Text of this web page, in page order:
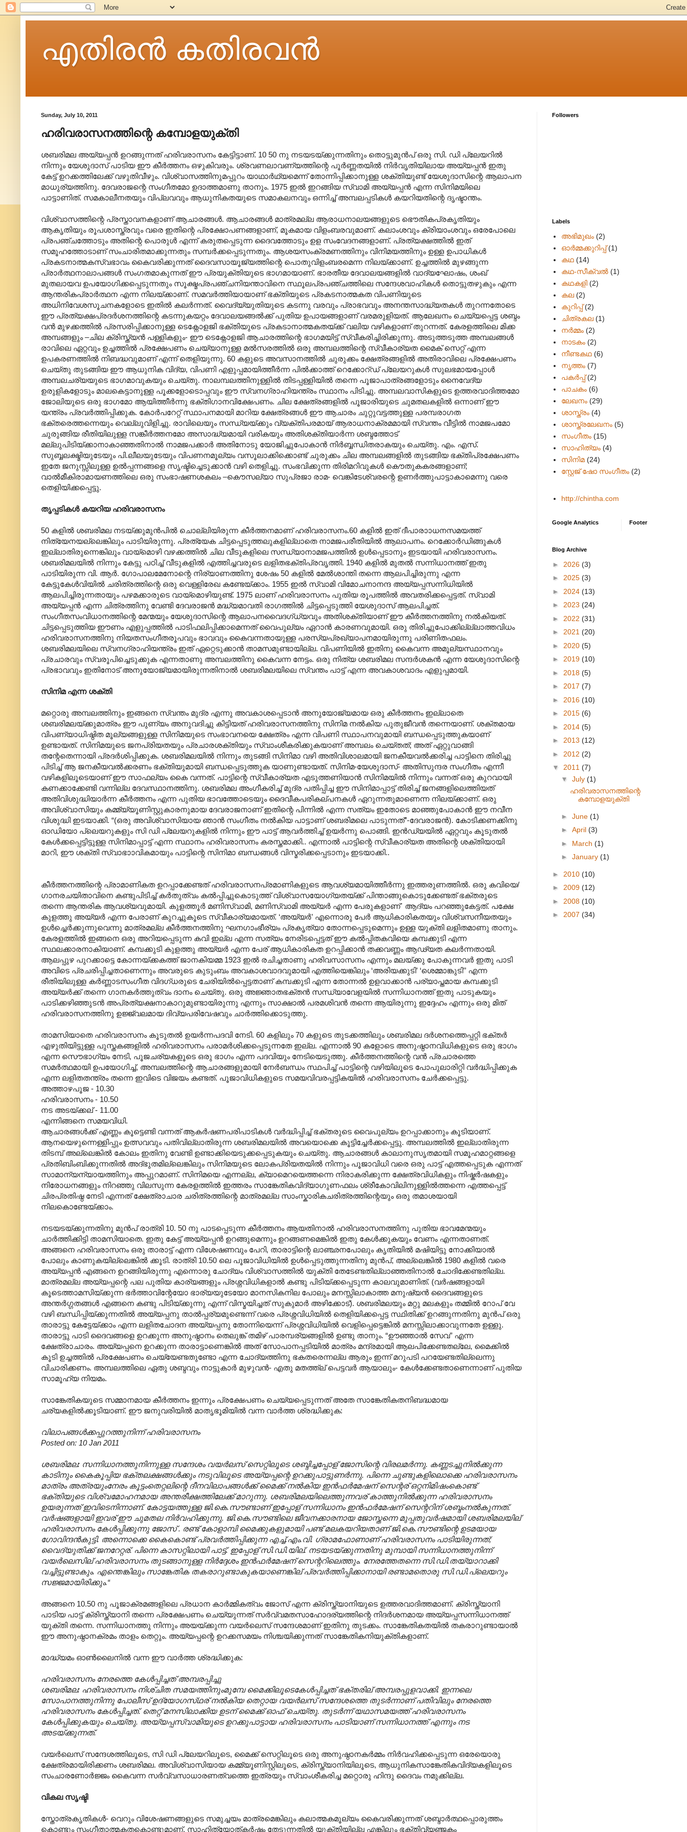
എതിരന്‍ കതിരവന്‍
Sunday, July 10, 2011
ഹരിവരാസനത്തിന്റെ കമ്പോളയുക്തി
ശബരിമല അയ്യപ്പൻ ഉറങ്ങുന്നത് ഹരിവരാസനം കേട്ടിട്ടാണ്. 10 50 നു നടയടയ്ക്കുന്നതിനും തൊട്ടുമുൻപ് ഒരു സി. ഡി പ്ലേയറിൽ
നിന്നും യേശുദാസ് പാടിയ ഈ കീർത്തനം ഒഴുകിവരും. ശ്രവണലാവണ്യത്തിന്റെ പൂർണ്ണതയിൽ നിർവൃതിയിലായ അയ്യപ്പൻ ഇതു
കേട്ട് ഉറക്കത്തിലേക്ക് വഴുതിവീഴും. വിശ്വാസത്തിനുമപ്പുറം യാഥാർഥ്യമെന്ന് തോന്നിപ്പിക്കാനുള്ള ശക്തിയുണ്ട് യേശുദാസിന്റെ ആലാപന
മാധുര്യത്തിനു. ദേവരാജന്റെ സംഗീതമോ ഉദാത്തമാണു താനും. 1975 ഇൽ ഇറങ്ങിയ സ്വാമി അയ്യപ്പൻ എന്ന സിനിമയിലെ
പാട്ടാണിത്. സമകാലീനതയും വിപ്ലവവും ആധുനികതയുടെ സമാകലനവും ഒന്നിച്ച് അമ്പലപ്പടികൾ കയറിയതിന്റെ ദൃഷ്ടാന്തം.
വിശ്വാസത്തിന്റെ പ്രസ്താവനകളാണ് ആചാരങ്ങൾ. ആചാരങ്ങൾ മാത്രമല്ല ആരാധനാലയങ്ങളുടെ ഭൌതികപ്രകൃതിയും
ആകൃതിയും രൂപശാസ്ത്രവും വരെ ഇതിന്റെ പ്രക്ഷോപണങ്ങളാണ്, മൂകമായ വിളംബരവുമാണ്. കലാംശവും ക്രിയാംശവും ഒരേപോലെ
പ്രപഞ്ചത്തോടും അതിന്റെ പൊരുൾ എന്ന് കരുതപ്പെടുന്ന ദൈവത്തോടും ഉള സംവേദനങ്ങളാണ്. പ്രത്യക്ഷത്തിൽ ഇത്
സമൂഹത്തോടാണ് സംചാരിതമാക്കുന്നതും സമ്പർക്കപ്പെടുന്നതും. ആശയസംക്രമണത്തിനും വിനിമയത്തിനും ഉള്ള ഉപാധികൾ
പ്രകടനാത്മകസ്വഭാവം കൈവരിക്കുന്നത് ദൈവസായൂജ്യത്തിന്റെ പൊതുവിളംബരമെന്ന നിലയ്ക്കാണ്. ഉച്ചത്തിൽ മുഴങ്ങുന്ന
പ്രാർത്ഥനാലാപങ്ങൾ സംഗതമാകുന്നത് ഈ പ്രയുക്തിയുടെ ഭാഗമായാണ്. ഭാരതീയ ദേവാലയങ്ങളിൽ വാദ്യഘോഷം, ശംഖ്
മുതലായവ ഉപയോഗിക്കപ്പെടുന്നതും സൂക്ഷ്മപ്രപഞ്ചനിയന്താവിനെ സ്ഥൂലപ്രപഞ്ചത്തിലെ സന്ദേശവാഹികൾ തൊട്ടുതഴുകും എന്ന
ആന്തരികപ്രാർത്ഥന എന്ന നിലയ്ക്കാണ്. സമവർത്തിയായാണ് ഭക്തിയുടെ പ്രകടനാത്മകത വിപണിയുടെ
അധിനിവേശസൂചനകളോടെ ഇതിൽ കലർന്നത്. വൈദ്യ്യുതിയുടെ കടന്നു വരവും പ്രാഭവവും അനന്തസാദ്ധ്യതകൾ തുറന്നതോടെ
ഈ പ്രത്യക്ഷപ്രദർശനത്തിന്റെ കടന്നുകയറ്റം ദേവാലയങ്ങൽക്ക് പുതിയ ഉപായങ്ങളാണ് വരമരുളിയത്. ആലേഖനം ചെയ്യപ്പെട്ട ശബ്ദം
വൻ മുഴക്കത്തിൽ പ്രസരിപ്പിക്കാനുള്ള ടെക്നോളജി ഭക്തിയുടെ പ്രകടാനാത്മകതയ്ക്ക് വലിയ വഴികളാണ് തുറന്നത്. കേരളത്തിലെ മിക്ക
അമ്പങ്ങളും –ചില ക്രിസ്ത്യൻ പള്ളികളും- ഈ ടെക്നോളജി ആചാരത്തിന്റെ ഭാഗമയിട്ട് സ്വീകരിച്ചിരിക്കുന്നു. അടുത്തടുത്ത അമ്പലങ്ങൾ
രാവിലെ ഏറ്റവും ഉച്ചത്തിൽ പ്രക്ഷേപണം ചെയ്യാനുള്ള മൽസരത്തിൽ ഒരു അമ്പലത്തിന്റെ സ്വീകാര്യത മൈക് സെറ്റ് എന്ന
ഉപകരണത്തിൽ നിബദ്ധവുമാണ് എന്ന് തെളിയുന്നു. 60 കളുടെ അവസാനത്തിൽ ചുരുക്കം ക്ഷേത്രങ്ങളിൽ അതിരാവിലെ പ്രക്ഷേപണം
ചെയ്തു തുടങ്ങിയ ഈ ആധുനിക വിദ്യ, വിപണി എളുപ്പമായിത്തീർന്ന പിൽക്കാത്ത് റെക്കോറ്ഡ് പ്ലേയറുകൾ സുലഭമായപ്പോൾ
അമ്പലചര്യയുടെ ഭാഗമാവുകയും ചെയ്തു. നാലമ്പലത്തിനുള്ളിൽ തിടപ്പള്ളിയിൽ തന്നെ പൂജാപാത്രങ്ങളോടും നൈവേദ്യ
ഉരുളികളോടും മാലകെട്ടാനുള്ള പൂക്കളോടൊപ്പവും ഈ സ്വനഗ്രാഹിയന്ത്രം സ്ഥാനം പിടിച്ചു. അമ്പലവാസികളുടെ ഉത്തരവാദിത്തമോ
ജോലിയുടെ ഒരു ഭാഗമോ ആയിത്തീർന്നു ഭക്തിഗാനവിക്ഷേപണം. ചില ക്ഷേത്രങ്ങളിൽ പൂജാരിയുടെ ചുമതലകളിൽ ഒന്നാണ് ഈ
യന്ത്രം പ്രവർത്തിപ്പിക്കുക. കോർപറേറ്റ് സ്ഥാപനമായി മാറിയ ക്ഷേത്രങ്ങൾ ഈ ആചാരം ചുറ്റുവട്ടത്തുള്ള പരമ്പരാഗത
ഭക്തരെത്തന്നെയും വെല്ലുവിളിച്ചു. രാവിലെയും സന്ധ്യയ്ക്കും വ്യക്തിപരമായ് ആരാധനാക്രമമായി സ്വന്തം വീട്ടിൽ നാമജപമോ
ചുരുങ്ങിയ രീതിയിലുള്ള സങ്കീർത്തനമോ അസാദ്ധ്യമായി വരികയും അതിശക്തിയാർന്ന ശബ്ദത്തോട്
മല്ലുപിടിയ്ക്കാനാകാഞ്ഞതിനാൽ നാമജപക്കാർ അതിനോടു യോജിച്ചുപോകാൻ നിർബ്ബന്ധിതരാകയും ചെയ്തു. എം. എസ്.
സുബ്ബലക്ഷ്മിയുടേയും പി.ലീലയുടേയും വിപണനമൂല്യം വസൂലാക്കിക്കൊണ്ട് ചുരുക്കം ചില അമ്പലങ്ങളിൽ തുടങ്ങിയ ഭക്തിപ്രക്ഷേപണം
ഇതേ ജനുസ്സിലുള്ള ഉൽ‌പ്പന്നങ്ങളെ സൃഷ്ടിച്ചെടുക്കാൻ വഴി തെളിച്ചു. സംഭവിക്കുന്ന തിരിമറിവുകൾ കൌതുകകരങ്ങളാണ്;
വാൽമീകിരാമായണത്തിലെ ഒരു സംഭാഷണശകലം –കൌസല്യാ സുപ്രജാ രാമ- വെങ്കിടേശ്വരന്റെ ഉണർത്തുപാട്ടാകാമെന്നു വരെ
തെളിയിക്കപ്പെട്ടു.
തൃപ്പടികൾ കയറിയ ഹരിവരാസനം
50 കളിൽ ശബരിമല നടയ്ക്കുമുൻപിൽ ചൊല്ലിയിരുന്ന കീർത്തനമാണ് ഹരിവരാസനം.60 കളിൽ ഇത് ദീപാരാ‍ാധനസമയത്ത്
നിത്യേനയല്ലെങ്കിലും പാടിയിരുന്നു. പ്രത്യേക ചിട്ടപ്പെടുത്തലുകളില്ലാതെ നാമജപരീതിയിൽ ആലാപനം. റെക്കോർഡിങ്ങുകൾ
ഇല്ലാതിരുന്നെങ്കിലും വായ്മൊഴി വഴക്കത്തിൽ ചില വീടുകളിലെ സന്ധ്യാനാമജപത്തിൽ ഉൾപ്പെടാനും ഇടയായി ഹരിവരാസനം.
ശബരിമലയിൽ നിന്നും കേട്ടു പഠിച്ച് വീടുകളിൽ എത്തിച്ചവരുടെ ലളിതഭക്തിപ്രവൃത്തി. 1940 കളിൽ മുതൽ സന്നിധാനത്ത് ഇതു
പാടിയിരുന്ന വി. ആർ. ഗോപാലമേനോന്റെ നിര്യാണത്തിനു ശേഷം 50 കളിൽ മേൽശാന്തി തന്നെ ആലപിച്ചിരുന്നു എന്ന
കേട്ടുകേൾവിയിൽ ചരിത്രത്തിന്റെ ഒരു വെള്ളിരേഖ കണ്ടേയ്ക്കാം. 1955 ഇൽ സ്വാമി വിമോചനാനന്ദ അയ്യപ്പസന്നിധിയിൽ
ആലപിച്ചിരുന്നതായും പഴമക്കാരുടെ വായ്മൊഴിയുണ്ട്. 1975 ലാണ് ഹരിവരാസനം പുതിയ രൂപത്തിൽ അവതരിക്കപ്പെട്ടത്. സ്വാമി
അയ്യപ്പൻ എന്ന ചിത്രത്തിനു വേണ്ടി ദേവരാജൻ മദ്ധ്യമാവതി രാഗത്തിൽ ചിട്ടപ്പെടുത്തി യേശുദാസ് ആലപിച്ചത്.
സംഗീതസംവിധാനത്തിന്റെ മേന്മയും യേശുദാസിന്റെ ആലാപനവൈദഗ്ധ്യവും അതിശക്തിയാണ് ഈ കീർത്തനത്തിനു നൽകിയത്.
ചിട്ടപ്പെടുത്തിയ ഈണം എളുപ്പത്തിൽ പാടിഫലിപ്പിക്കാമെന്നത് വൈപുല്യം ഏറാൻ കാരണവുമായി. ഒരു തിരിച്ചുപോക്കില്ല്ലാത്തവിധം
ഹരിവരാസനത്തിനു നിയതസംഗീതരൂപവും ഭാവവും കൈവന്നതായുള്ള പരസ്യപ്രഖ്യാപനമായിരുന്നു പരിണിതഫലം.
ശബരിമലയിലെ സ്വനഗ്രാഹിയന്ത്രം ഇത് ഏറ്റെടുക്കാൻ താമസമുണ്ടായില്ല. വിപണിയിൽ ഇതിനു കൈവന്ന അമൂല്യസ്ഥാനവും
പ്രചാരവും സ്വരൂപിച്ചെടുക്കുക എന്നതാണു അമ്പലത്തിനു കൈവന്ന നേട്ടം. ഒരു നിത്യ ശബരിമല സന്ദർശകൻ എന്ന യേശുദാസിന്റെ
പ്രഭാവവും ഇതിനോട് അനുയോജ്യമായിരുന്നതിനാൽ ശബരിമലയിലെ സ്വന്തം പാട്ട് എന്ന അവകാശവാദം എളുപ്പമായി.
സിനിമ എന്ന ശക്തി
മറ്റൊരു അമ്പലത്തിനും ഇങ്ങനെ സ്വന്തം മുദ്ര എന്നു അവകാശപ്പെടാൻ അനുയോജ്യമായ ഒരു കീർത്തനം ഇല്ലാതെ
ശബരിമലയ്ക്കുമാത്രം ഈ പുണ്യം അനുവദിച്ചു കിട്ടിയത് ഹരിവരാസനത്തിനു സിനിമ നൽകിയ പുതുജീവൻ തന്നെയാണ്. ശക്തമായ
വിപണ്യാധിഷ്ഠിത മൂല്യങ്ങളുള്ള സിനിമയുടെ സംഭാവനയെ ക്ഷേത്രം എന്ന വിപണി സ്ഥാപനവുമായി ബന്ധപ്പെടുത്തുകയാണ്
ഉണ്ടായത്. സിനിമയുടെ ജനപ്രിയതയും പ്രചാരശക്തിയും സ്വാംശീകരിക്കുകയാണ് അമ്പലം ചെയ്തത്; അത് ഏറ്റുവാങ്ങി
തന്റേതെന്നായി പ്രദർശിപ്പിക്കുക. ശബരിമലയിൽ നിന്നും തുടങ്ങി സിനിമാ വഴി അതിവിശാലമായി ജനകീയവൽക്കരിച്ച പാട്ടിനെ തിരിച്ചു
പിടിച്ച് ആ ജനകീയവൽക്കരണം ഭക്തിയുമായി ബന്ധപ്പെടുത്തുക യാണുണ്ടായത്. സിനിമ-യേശുദാസ്- അതിസുന്ദര സംഗീതം എന്നീ
വഴികളിലൂടെയാണ് ഈ സാഫല്യം കൈ വന്നത്. പാട്ടിന്റെ സ്വീകാര്യത എടുത്തണിയാൻ സിനിമയിൽ നിന്നും വന്നത് ഒരു കുറവായി
കണക്കാക്കേണ്ടി വന്നില്ല ദേവസ്ഥാനത്തിനു. ശബരിമല അംഗീകരിച്ച് മുദ്ര പതിപ്പിച്ച ഈ സിനിമാപ്പാട്ട് തിരിച്ച് ജനങ്ങളിലെത്തിയത്
അതിവിശുദ്ധിയാർന്ന കീർത്തനം എന്ന പുതിയ ഭാവത്തോടെയും ദൈവീകപരികല്പനകൾ ഏറുന്നതുമാണെന്ന നിലയ്ക്കാണ്. ഒരു
അവിശ്വാസിയും കമ്മ്യ്യൂണിസ്റ്റുകാരനുമായ ദേവരാജനാണ് ഇതിന്റെ പിന്നിൽ എന്ന സത്യം ഇതോടെ മാഞ്ഞുപോകാൻ ഈ നവീന
വിശുദ്ധി ഇടയാക്കി. “(ഒരു അവിശ്വാസിയായ ഞാൻ സംഗീതം നൽകിയ പാട്ടാണ് ശബരിമലെ പാടുന്നത്”-ദേവരാജൻ). കോടിക്കണക്കിനു
ഓഡിയോ പ്ലെയറുകളും സി ഡി പ്ലേയറുകളിൽ നിന്നും ഈ പാട്ട് ആവർത്തിച്ച് ഉയർന്നു പൊങ്ങി. ഇൻഡ്യയിൽ ഏറ്റവും കൂടുതൽ
കേൾക്കപ്പെട്ടിട്ടുള്ള സിനിമാപ്പാട്ട് എന്ന സ്ഥാനം ഹരിവരാസനം കരസ്തമാക്കി.. എന്നാൽ പാട്ടിന്റെ സ്വീകാര്യത അതിന്റെ ശക്തിയായി
മാറി, ഈ ശക്തി സ്വാഭാ‍ാവികമായും പാട്ടിന്റെ സിനിമാ ബന്ധങ്ങൾ വിസ്മരിക്കപ്പെടാനും ഇടയാക്കി..
കീർത്തനത്തിന്റെ പ്രാമാണികത ഉറപ്പാക്കേണ്ടത് ഹരിവരാസനപ്രമാണികളുടെ ആവശ്യമായിത്തീർന്നു ഇത്തരുണത്തിൽ. ഒരു കവിയെ/
ഗാനരചയിതാവിനെ കണ്ടുപിടിച്ച് കർതുത്വം കൽ‌പ്പിച്ചുകൊടുത്ത് വിശ്വാസയോഗ്യതയ്ക്ക് പിന്താങ്ങുകൊടുക്കേണ്ടത് ഭക്തരുടെ
തന്നെ ആന്തരിക ആവശ്യവുമായി. കുളത്തൂർ മണിസ്വാമി, മണിസ്വാമി അയ്യർ എന്ന പേരുകളാണ്` ആദ്യം പറഞ്ഞുകേട്ടത്. പക്ഷേ
കുളത്തു അയ്യർ എന്ന പേരാണ് കുറച്ചുകൂടെ സ്വീകാര്യമായത്. ‘അയ്യർ’ എന്നൊരു പേർ ആധികാരികതയും വിശ്വസനീയതയും
ഉൾച്ചെർക്കുന്നുവെന്നു മാത്രമല്ല കീർത്തനത്തിനു ഘനഗാംഭീര്യം പ്രകൃത്യാ തോന്നപ്പെടുമെന്നും ഉള്ള യുക്തി ലളിതമാണു താനും.
കേരളത്തിൽ ഇങ്ങനെ ഒരു അറിയപ്പെടുന്ന കവി ഇല്ല എന്ന സത്യം നേരിടപ്പെട്ടത് ഈ കൽ‌പ്പിതകവിയെ കമ്പക്കുടി എന്ന
സ്ഥലക്കാരനാകിയാണ്. കമ്പക്കുടി കുളത്തു അയ്യർ എന്ന പേര് ആധികാരികത ഉറപ്പിക്കാൻ തക്കവണ്ണം ആഢ്യത കലർന്നതായി.
ആലപ്പുഴ പുറക്കാട്ടെ കോന്നയ്ക്കകത്ത് ജാനകിയമ്മ 1923 ഇൽ രചിച്ചതാണു ഹരിവസാസനം എന്നും മലയ്ക്കു പോകുന്നവർ ഇതു പാടി
അവിടെ പ്രചരിപ്പിച്ചതാണെന്നും അവരുടെ കുടുംബം അവകാശവാദവുമായി എത്തിയെങ്കിലും ‘അരിയക്കുടി’ ‘ശെമ്മാങ്കുടി’’ എന്ന
രീതിയിലുള്ള കർണ്ണാടസംഗീത വിദഗ്ധരുടെ ചേരിയിൽ‌പ്പെട്ടതാണ് കമ്പക്കുടി എന്ന തോന്നൽ ഉളവാക്കാൻ പര്യാപ്തമായ കമ്പക്കുടി
അയ്യർക്ക് തന്നെ ഗാനകർത്തുത്വം ദാനം ചെയ്തു. ഒരു അജ്ഞാതഭക്തൻ സന്ധ്യാവേളയിൽ സന്നിധാനത്ത് ഇതു പാടുകയും
പാടിക്കഴിഞ്ഞുടൻ അപ്രത്യക്ഷനാകാറുമുണ്ടായിരുന്നു എന്നും സാക്ഷാൽ പരമശിവൻ തന്നെ ആയിരുന്നു ഇദ്ദേഹം എന്നും ഒരു മിത്
ഹരിവരാസനത്തിനു ഉജ്ജ്വലമായ ദിവ്യപരിവേഷവും ചാർത്തിക്കൊടുത്തു.
താമസിയാതെ ഹരിവരാസനം കൂടുതൽ ഉയർന്നപദവി നേടി. 60 കളിലും 70 കളുടെ തുടക്കത്തിലും ശബരിമല ദർശനത്തെപ്പറ്റി ഭക്തർ
എഴുതിയിട്ടുള്ള പുസ്തകങ്ങളിൽ ഹരിവരാസനം പരാമർശിക്കപ്പെടുന്നതേ ഇല്ല. എന്നാൽ 90 കളോടെ അനുഷ്ഠാനവിധികളുടെ ഒരു ഭാഗം
എന്ന സൌഭാഗ്യം നേടി, പൂജചര്യകളൂടെ ഒരു ഭാഗം എന്ന പദവിയും നേടിയെടുത്തു. കീർത്തനത്തിന്റെ വൻ പ്രചാരത്തെ
സമർത്ഥമായി ഉപയോഗിച്ച്, അമ്പലത്തിന്റെ ആചാരങ്ങളുമായി നേർബന്ധം സ്ഥപിച്ച് പാട്ടിന്റെ വഴിയിലൂടെ പോപുലാരിറ്റി വർദ്ധിപ്പിക്കുക
എന്ന ലളിതതന്ത്രം തന്നെ ഇവിടെ വിജയം കണ്ടത്. പൂജാവിധികളുടെ സമയവിവരപ്പട്ടികയിൽ ഹരിവരാസനം ചേർക്കപ്പെട്ടു.
അത്താഴപൂജ - 10.30
ഹരിവരാസനം - 10.50
നട അടയ്ക്കല് - 11.00
എന്നിങ്ങനെ സമയവിധി.
ആചാരങ്ങൾക്ക് എണ്ണം കൂട്ടെണ്ടി വന്നത് ആകർഷണപരിപാടികൾ വർദ്ധിപ്പിച്ച് ഭക്തരുടെ വൈപുല്യം ഉറപ്പാക്കാനും കൂടിയാണ്.
ആനയെഴുന്നെള്ളിപ്പും ഉത്സവവും പതിവില്ലാതിരുന്ന ശബരിമലയിൽ അവയൊക്കെ കൂട്ടിച്ചേർക്കപ്പെട്ടു. അമ്പലത്തിൽ ഇല്ലാതിരുന്ന
തിടമ്പ് അല്ലെങ്കിൽ കോലം ഇതിനു വേണ്ടി ഉണ്ടാക്കിയെടുക്കപ്പെടുകയും ചെയ്തു. ആചാരങ്ങൾ കാലാനുസൃതമായി സമൂഹമാറ്റങ്ങളെ
പ്രതിബിംബിക്കുന്നതിൽ അദ്ഭുതമില്ലെങ്കിലും സിനിമയുടെ ലോകപ്രിയതയിൽ നിന്നും പൂജാവിധി വരെ ഒരു പാട്ട് എത്തപ്പെടുക എന്നത്
സാമാന്യന്യായത്തിനും അപ്പുറമാണ്. സിനിമയെ എന്നല്ല, ക്യാമെറയെത്തന്നെ നിരാകരിക്കുന്ന ക്ഷേത്രവിധികളും നിഷ്കർഷകളും
നിരോധനങ്ങളും നിറഞ്ഞു വിലസുന്ന കേരളത്തിൽ ഇത്തരം സാങ്കേതികവിദ്യാഗുണഫലം ശ്രീകോവിലിനുള്ളിൽത്തന്നെ എത്തപ്പെട്ട്
ചിരപ്രതിഷ്ഠ നേടി എന്നത് ക്ഷേത്രാചാര ചരിത്രത്തിന്റെ മാത്രമല്ല സാംസ്കാരികചരിത്രത്തിന്റെയും ഒരു തമാശയായി
നിലകൊണ്ടേയ്ക്കാം.
നടയടയ്ക്കുന്നതിനു മുൻപ് രാത്രി 10. 50 നു പാടപ്പെടുന്ന കീർത്തനം ആയതിനാൽ ഹരിവരാസനത്തിനു പുതിയ ഭാവമേന്മയും
ചാർത്തിക്കിട്ടി താമസിയാതെ. ഇതു കേട്ട് അയ്യപ്പൻ ഉറങ്ങുമെന്നും ഉറങ്ങണമെങ്കിൽ ഇതു കേൾക്കുകയും വേണം എന്നതാണത്.
അങ്ങനെ ഹരിവരാസനം ഒരു താരാട്ട് എന്ന വിശേഷണവും പേറി, താരാട്ടിന്റെ ലാഞ്ഛനപോലും കൃതിയിൽ മഷിയിട്ടു നോക്കിയാൽ
പോലും കാണുകയില്ലെങ്കിൽ ക്കൂടി. രാത്രി 10.50 ലെ പൂജാവിധിയിൽ ഉൾപ്പെടുത്തുന്നതിനു മുൻപ്, അല്ലെങ്കിൽ 1980 കളിൽ വരെ
അയ്യപ്പൻ എങ്ങനെ ഉറങ്ങിയിരുന്നു എന്നൊരു ചോദ്യം വിശ്വാസത്തിൽ യുക്തി തേടേണ്ടതില്ലാഞ്ഞതിനാൽ ചോദിക്കേണ്ടതില്ല.
മാത്രമല്ല അയ്യപ്പന്റെ പല പുതിയ കാര്യങ്ങളും പ്രശ്നവിധികളാൽ കണ്ടു പിടിയ്ക്കപ്പെടുന്ന കാലവുമാണിത്. (വർഷങ്ങളായി
കൂടെത്താമസിയ്ക്കുന്ന ഭർത്താവിന്റേയോ ഭാര്യയുടേയോ മാനസികനില പോലും മനസ്സിലാകാത്ത മനുഷ്യൻ ദൈവങ്ങളുടെ
അന്തർഗ്ഗതങ്ങൾ എങ്ങനെ കണ്ടു പിടിയ്ക്കുന്നു എന്ന് വിസ്മയിച്ചത് സുകുമാർ അഴിക്കോട്). ശബരിമലയും മറ്റു മലകളും തമ്മിൽ റോപ് വേ
വഴി ബന്ധിപ്പിയ്ക്കുന്നതിൽ അയ്യപ്പനു താൽ‌പ്പര്യമുണ്ടെന്ന് വരെ പ്രശ്നവിധിയിൽ തെളിയിക്കപ്പെട്ട സ്ഥിതിക്ക് ഉറങ്ങുന്നതിനു മുൻപ് ഒരു
താരാട്ടു കേട്ടേയ്ക്കാം എന്ന ലളിതചോദന അയ്യപ്പനു തോന്നിയെന്ന് പ്രശ്നവിധിയിൽ വെളിപ്പെട്ടെങ്കിൽ മനസ്സിലാക്കാവുന്നതേ ഉള്ളു.
താരാട്ടു പാടി ദൈവങ്ങളെ ഉറക്കുന്ന അനുഷ്ഠാനം തെലുങ്ക് തമിഴ് പാരമ്പര്യങ്ങളിൽ ഉണ്ടു താനും. “ഊഞ്ഞാൽ സേവ” എന്ന
ക്ഷേത്രാചാരം. അയ്യപ്പനെ ഉറക്കുന്ന താരാട്ടാണെങ്കിൽ അത് സോപാനപ്പടിയിൽ മാത്രം മന്ദ്രമായി ആലപിക്കേണ്ടതല്ലേ, മൈക്കിൽ
കൂടി ഉച്ചത്തിൽ പ്രക്ഷേപണം ചെയ്യേണ്ടതുണ്ടോ എന്ന ചോദ്യത്തിനു ഭകതരെന്നല്ല ആരും ഇന്ന് മറുപടി പറയേണ്ടതില്ലെന്നു
വിചാരിക്കണം. അമ്പലത്തിലെ ഏതു ശബ്ദവും നാട്ടുകാർ മുഴുവൻ- എതു മതത്ത്ല് പെട്ടവർ ആയാലും- കേൾക്കേണ്ടതാണെന്നാണ് പുതിയ
സാമൂഹ്യ നിയമം.
സാങ്കേതികയുടെ സമ്മാനമായ കീർത്തനം ഇന്നും പ്രക്ഷേപണം ചെയ്യപ്പെടുന്നത് അതേ സാങ്കേതികതനിബദ്ധമായ
ചര്യകളിൽക്കൂടിയാണ്. ഈ ജനുവരിയിൽ മാതൃഭൂമിയിൽ വന്ന വാർത്ത ശ്രദ്ധിക്കുക:
വിലാപങ്ങള്‍ക്കപ്പുറത്തുനിന്ന് ഹരിവരാസനം
Posted on: 10 Jan 2011
ശബരിമല: സന്നിധാനത്തുനിന്നുള്ള സന്ദേശം വയര്‍ലസ് സെറ്റിലൂടെ ശബ്ദിച്ചപ്പോള് ജോസിന്റെ വിരലമര്‍ന്നു. കണ്ണടച്ചുനില്‍ക്കുന്ന
കാടിനും കൈകൂപ്പിയ ഭക്തലക്ഷങ്ങള്‍ക്കും നടുവിലൂടെ അയ്യപ്പന്റെ ഉറക്കുപാട്ടുണര്‍ന്നു. പിന്നെ ചുണ്ടുകളിലൊക്കെ ഹരിവരാസനം
മാത്രം അത്രയുംനേരം കൂട്ടംതെറ്റലിന്റെ ദീനവിലാപങ്ങള്‍ക്ക് മൈക്ക് നല്‍കിയ ഇന്‍ഫര്‍മേഷന് സെന്റര് ഒറ്റനിമിഷംകൊണ്ട്
ഭക്തിയുടെ വിശ്വമോഹനമായ അന്തരീക്ഷത്തിലേക്ക് മാറുന്നു. ശബരിമലയിലെത്തുന്നവര് കാത്തുനില്‍ക്കുന്ന ഹരിവരാസനം
ഉയരുന്നത് ഇവിടെനിന്നാണ്. കോട്ടയത്തുള്ള ജി.കെ.സൗണ്ടാണ് ഇപ്പോള് സന്നിധാനം ഇന്‍ഫര്‍മേഷന് സെന്ററിന് ശബ്ദംനല്‍കുന്നത്.
വര്‍ഷങ്ങളായി ഇവര് ഈ ചുമതല നിര്‍വഹിക്കുന്നു. ജി.കെ.സൗണ്ടിലെ ജീവനക്കാരനായ ജോസ്തന്നെ മുപ്പതുവര്‍ഷമായിശബരിമലയില്
ഹരിവരാസനം കേള്‍പ്പിക്കുന്നു ജോസ് . രണ്ട് കോളാമ്പി മൈക്കുകളുമായി പണ്ട് മലകയറിയതാണ് ജി.കെ.സൗണ്ടിന്റെ ഉടമയായ
ഗോവിന്ദന്‍കുട്ടി. അന്നൊക്കെ കൈകൊണ്ട് പ്രവര്‍ത്തിപ്പിക്കുന്ന എച്ച്.എം.വി. ഗ്രാമഫോണാണ് ഹരിവരാസനം പാടിയിരുന്നത്;
വൈദ്യുതിക്ക് ജനറേറ്റര്. പിന്നെ കാസറ്റിലായി പാട്ട്. ഇപ്പോള് സി.ഡി.യില്. നടയടയ്ക്കുന്നതിനു മുമ്പായി സന്നിധാനത്തുനിന്ന്
വയര്‍ലെസില് ഹരിവരാസനം തുടങ്ങാനുള്ള നിര്‍ദ്ദേശം ഇന്‍ഫര്‍മേഷന് സെന്ററിലെത്തും. നേരത്തേതന്നെ സി.ഡി.തയ്യാറാക്കി
വച്ചിട്ടുണ്ടാകും. എന്തെങ്കിലും സാങ്കേതിക തകരാറുണ്ടാകുകയാണെങ്കില് പ്രവര്‍ത്തിപ്പിക്കാനായി രണ്ടാമതൊരു സി.ഡി.പ്ലെയറും
സജ്ജമായിരിക്കും.“
അങ്ങനെ 10.50 നു പൂജാക്രമങ്ങളിലെ പ്രധാന കാർമ്മികത്വം ജോസ് എന്ന ക്രിസ്ത്യാനിയുടെ ഉത്തരവാദിത്തമാണ്. ക്രിസ്ത്യാനി
പാടിയ പാട്ട് ക്രിസ്ത്യാനി തന്നെ പ്രക്ഷേപണം ചെയ്യുന്നത് സർവ്വമതസാഹോദര്യത്തിന്റെ നിദർശനമായ അയ്യപ്പസന്നിധാനത്ത്
യുക്തി തന്നെ. സന്നിധാനത്തു നിന്നും അയയ്ക്കുന്ന വയർലെസ് സന്ദേശമാണ് ഇതിനു തുടക്കം. സാങ്കേതികതയിൽ തകരാറുണ്ടായാൽ
ഈ അനുഷ്ഠാനക്രമം താളം തെറ്റും. അയ്യപ്പന്റെ ഉറക്കസമയം നിശ്ചയിക്കുന്നത് സാങ്കേതികനിയുക്തികളാണ്.
മാദ്ധ്യമം ഓൺലൈനിൽ വന്ന ഈ വാർത്ത ശ്രദ്ധിക്കുക:
ഹരിവരാസനം നേരത്തെ കേള്‍പ്പിച്ചത് അമ്പരപ്പിച്ചു
ശബരിമല: ഹരിവരാസനം നിശ്‌ചിത സമയത്തിനുംമുമ്പേ മൈക്കിലൂടെകേള്‍പ്പിച്ചത് ഭക്‌തരില് അമ്പരപ്പുളവാക്കി. ഇന്നലെ
സോപാനത്തുനിന്നു പോലീസ് ഉദ്യോഗസ്‌ഥര് നല്‍കിയ തെറ്റായ വയര്‍ലസ് സന്ദേശത്തെ തുടര്‍ന്നാണ് പതിവിലും നേരത്തെ
ഹരിവരാസനം കേള്‍പ്പിച്ചത്. തെറ്റ് മനസിലാക്കിയ ഉടന് മൈക്ക് ഓഫ് ചെയ്‌തു. തുടര്‍ന്ന് യഥാസമയത്ത് ഹരിവരാസനം
കേള്‍പ്പിക്കുകയും ചെയ്‌തു. അയ്യപ്പസ്വാമിയുടെ ഉറക്കുപാട്ടായ ഹരിവരാസനം പാടിയാണ് സന്നിധാനത്ത് എന്നും നട
അടയ്‌ക്കുന്നത്.
വയർലെസ് സന്ദേശത്തിലൂടെ, സി ഡി പ്ലേയറിലൂടെ, മൈക്ക് സെറ്റിലൂടെ ഒരു അനുഷ്ഠാനകർമ്മം നിർവഹിക്കപ്പെടുന്ന ഒരേയൊരു
ക്ഷേത്രമായിരിക്കണം ശബരിമല. അവിശ്വാസിയായ കമ്മ്യൂണിസ്റ്റിലൂടെ, ക്രിസ്ത്യാനിയിലൂടെ, ആധുനികസാങ്കേതികവിദ്യകളിലൂടെ
സംചാരണോർജ്ജം കൈവന്ന സർവ്വസാധാരണത്വത്തെ ഇത്രയും സ്വാംശീകരിച്ച മറ്റൊരു ഹിന്ദു ദൈവം നമുക്കില്ല.
വികല സൃഷ്ടി
സ്തോത്രകൃതികൾ- വെറും വിശേഷണങ്ങളുടെ സമുച്ചയം മാത്രമെങ്കിലും കലാത്മകമൂല്യം കൈവരിക്കുന്നത് ശബ്ദാർത്ഥപ്പൊരുത്തം
കൊണ്ടും സംഗീതാത്മകതകൊണ്ടുമാണ്. സാഹിത്യോത്കർഷം തേടുന്നതിൽ യുക്തിയില്ല എങ്കിലും ഭക്തിവ്യഞ്ജകം
Followers
Labels
അഭിമുഖം (2)
ഓർമ്മക്കുറിപ്പ് (1)
കഥ (14)
കഥ-സീക്വല്‍ (1)
കഥകളി (2)
കല (2)
കുറിപ്പ് (2)
ചിത്രകല (1)
നർമ്മം (2)
നാടകം (2)
നീണ്ടകഥ (6)
നൃത്തം (7)
പകര്‍പ്പ് (2)
പാചകം (6)
ലേഖനം (29)
ശാസ്ത്രം (4)
ശാസ്ത്രലേഖനം (5)
സംഗീതം (15)
സാഹിത്യം (4)
സിനിമ (24)
സ്റ്റേജ് ഷോ സംഗീതം (2)
http://chintha.com
Google Analytics Footer
Blog Archive
► 2026 (3)
► 2025 (3)
► 2024 (13)
► 2023 (24)
► 2022 (31)
► 2021 (20)
► 2020 (5)
► 2019 (10)
► 2018 (5)
► 2017 (7)
► 2016 (10)
► 2015 (6)
► 2014 (5)
► 2013 (12)
► 2012 (2)
▼ 2011 (7)
▼ July (1)
ഹരിവരാസനത്തിന്റെ
കമ്പോളയുക്തി
► June (1)
► April (3)
► March (1)
► January (1)
► 2010 (10)
► 2009 (12)
► 2008 (10)
► 2007 (34)